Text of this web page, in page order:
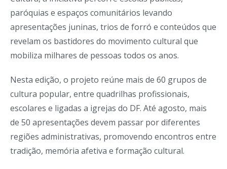
paróquias e espaços comunitários levando
apresentações juninas, trios de forró e conteúdos que
revelam os bastidores do movimento cultural que
mobiliza milhares de pessoas todos os anos.
Nesta edição, o projeto reúne mais de 60 grupos de
cultura popular, entre quadrilhas profissionais,
escolares e ligadas a igrejas do DF. Até agosto, mais
de 50 apresentações devem passar por diferentes
regiões administrativas, promovendo encontros entre
tradição, memória afetiva e formação cultural.